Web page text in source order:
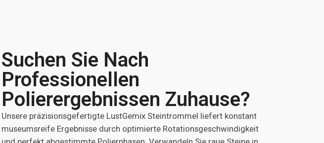
Suchen Sie Nach
Professionellen
Polierergebnissen Zuhause?
Unsere präzisionsgefertigte LustGemix Steintrommel liefert konstant
museumsreife Ergebnisse durch optimierte Rotationsgeschwindigkeit